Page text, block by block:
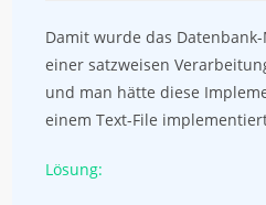
Damit wurde das
einer satzweisen
und man hätte diese
einem Text-File
Lösung: